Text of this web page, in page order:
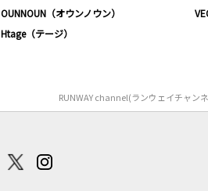
OUNNOUN（オウンノウン）
Htage（テージ）
RUNWAY channel(ランウェイチャン